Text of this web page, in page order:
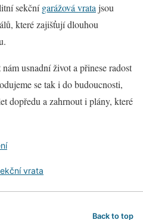
sekčnígarážová vrata jsou
které zajišťují dlouhou
usnadní život a přinese radost
se tak i do budoucnosti,
dopředu a zahrnout i plány, které
vrata
Back to top